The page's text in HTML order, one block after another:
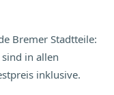
Bremer Stadtteile:
in allen
inklusive.